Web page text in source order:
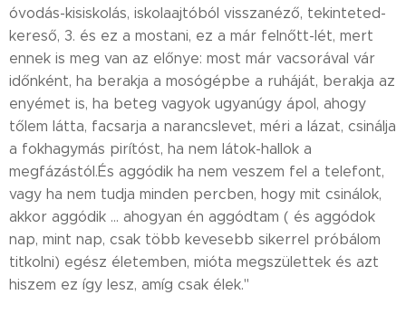
óvodás-kisiskolás, iskolaajtóból visszanéző, tekinteted-
kereső, 3. és ez a mostani, ez a már felnőtt-lét, mert
ennek is meg van az előnye: most már vacsorával vár
időnként, ha berakja a mosógépbe a ruháját, berakja az
enyémet is, ha beteg vagyok ugyanúgy ápol, ahogy
tőlem látta, facsarja a narancslevet, méri a lázat, csinálja
a fokhagymás pirítóst, ha nem látok-hallok a
megfázástól.És aggódik ha nem veszem fel a telefont,
vagy ha nem tudja minden percben, hogy mit csinálok,
akkor aggódik ... ahogyan én aggódtam ( és aggódok
nap, mint nap, csak több kevesebb sikerrel próbálom
titkolni) egész életemben, mióta megszülettek és azt
hiszem ez így lesz, amíg csak élek."